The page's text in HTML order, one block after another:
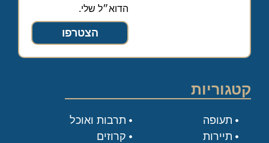
הדוא״ל שלי.
הצטרפו
קטגוריות
תעופה
תיירות
תרבות ואוכל
קרוזים